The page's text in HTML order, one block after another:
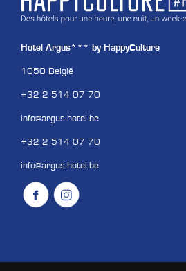
Hotel Argus*** by HappyCulture
1050 België
+32 2 514 07 70
info@argus-hotel.be
+32 2 514 07 70
info@argus-hotel.be